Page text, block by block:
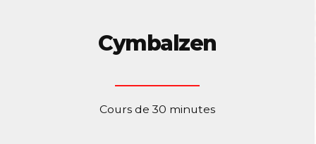
Cymbalzen
Cours de 30 minutes